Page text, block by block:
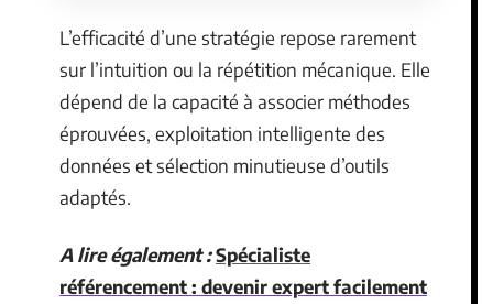
L’efficacité d’une stratégie repose rarement
sur l’intuition ou la répétition mécanique. Elle
dépend de la capacité à associer méthodes
éprouvées, exploitation intelligente des
données et sélection minutieuse d’outils
adaptés.
A lire également :Spécialiste
référencement : devenir expert facilement